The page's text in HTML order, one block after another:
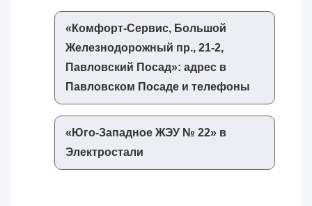
«‎Комфорт-Сервис, Большой
Железнодорожный пр., 21-2,
Павловский Посад»‎: адрес в
Павловском Посаде и телефоны
«‎Юго-Западное ЖЭУ № 22»‎ в
Электростали